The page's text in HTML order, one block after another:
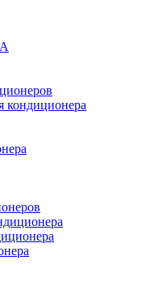
кондиционера